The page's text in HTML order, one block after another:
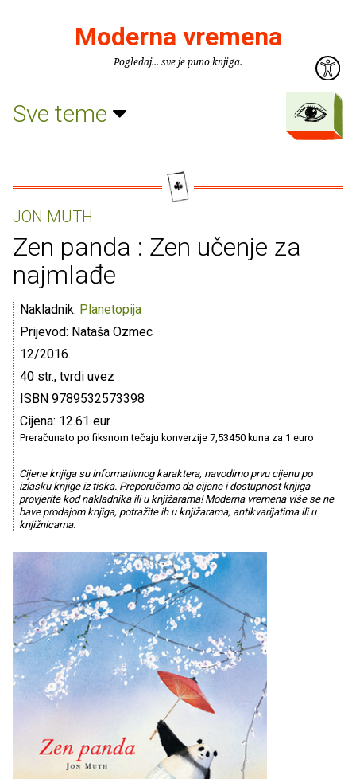
Moderna vremena
Pogledaj... sve je puno knjiga.
Sve teme
JON MUTH
Zen panda : Zen učenje za
najmlađe
Nakladnik: Planetopija
Prijevod: Nataša Ozmec
12/2016.
40 str., tvrdi uvez
ISBN 9789532573398
Cijena: 12.61 eur
Preračunato po fiksnom tečaju konverzije 7,53450 kuna za 1 euro
Cijene knjiga su informativnog karaktera, navodimo prvu cijenu po
izlasku knjige iz tiska. Preporučamo da cijene i dostupnost knjiga
provjerite kod nakladnika ili u knjižarama! Moderna vremena više se ne
bave prodajom knjiga, potražite ih u knjižarama, antikvarijatima ili u
knjižnicama.